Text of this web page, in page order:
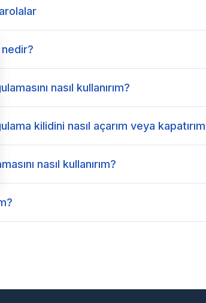
nasıl kullanırım?
kilidini nasıl açarım veya
nasıl kullanırım?